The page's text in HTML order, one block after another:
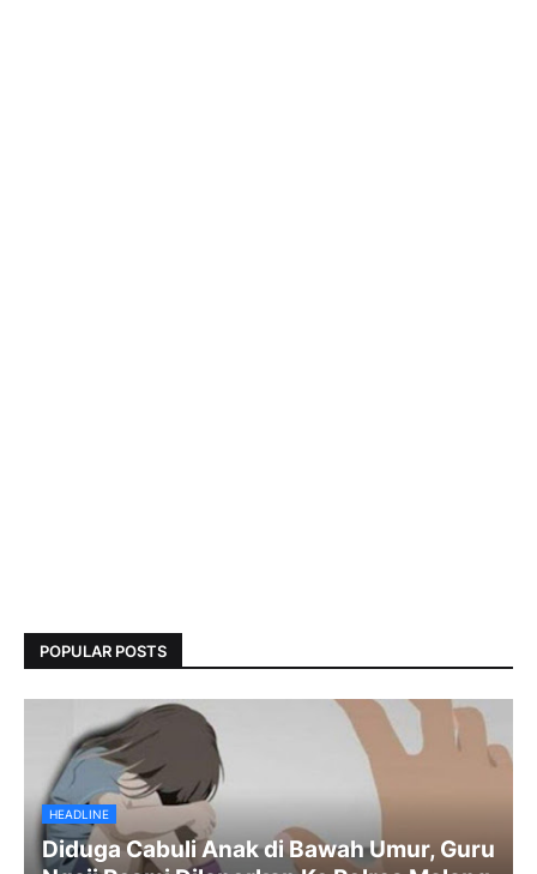
POPULAR POSTS
HEADLINE
Diduga Cabuli Anak di Bawah Umur, Guru